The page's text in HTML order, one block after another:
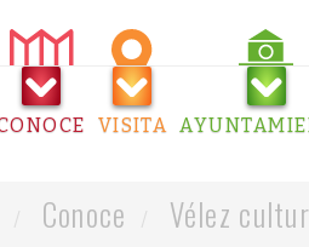
VISITA
Conoce Vélez